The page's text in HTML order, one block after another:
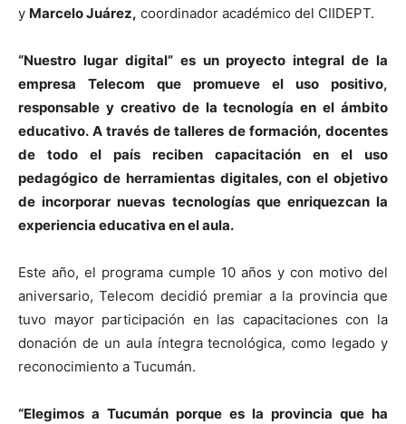
y Marcelo Juárez, coordinador académico del CIIDEPT.
“Nuestro lugar digital” es un proyecto integral de la
empresa Telecom que promueve el uso positivo,
responsable y creativo de la tecnología en el ámbito
educativo. A través de talleres de formación, docentes
de todo el país reciben capacitación en el uso
pedagógico de herramientas digitales, con el objetivo
de incorporar nuevas tecnologías que enriquezcan la
experiencia educativa en el aula.
Este año, el programa cumple 10 años y con motivo del
aniversario, Telecom decidió premiar a la provincia que
tuvo mayor participación en las capacitaciones con la
donación de un aula íntegra tecnológica, como legado y
reconocimiento a Tucumán.
“Elegimos a Tucumán porque es la provincia que ha